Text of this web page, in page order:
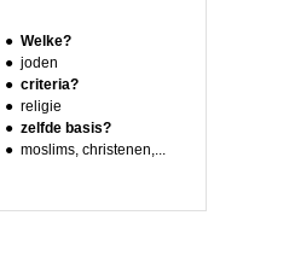
Welke?
joden
criteria?
religie
zelfde basis?
moslims, christenen,...